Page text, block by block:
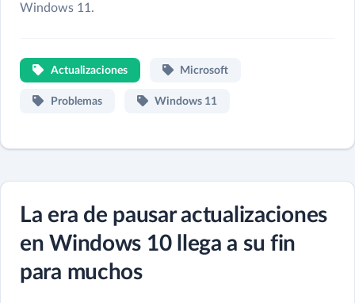
Windows 11.
Actualizaciones Microsoft
Problemas Windows 11
La era de pausar actualizaciones
en Windows 10 llega a su fin
para muchos